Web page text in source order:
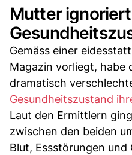
Mutter
Gemäss einer
Magazin vorliegt, habe
dramatisch
Gesundheitszustand
Laut den Ermittlern
zwischen den beiden
Blut, Essstörungen